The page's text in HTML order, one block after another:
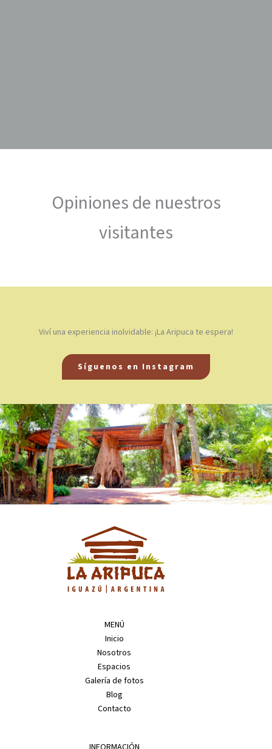
Opiniones de nuestros
visitantes
Viví una experiencia inolvidable: ¡La Aripuca te espera!
Síguenos en Instagram
MENÚ
Inicio
Nosotros
Espacios
Galería de fotos
Blog
Contacto